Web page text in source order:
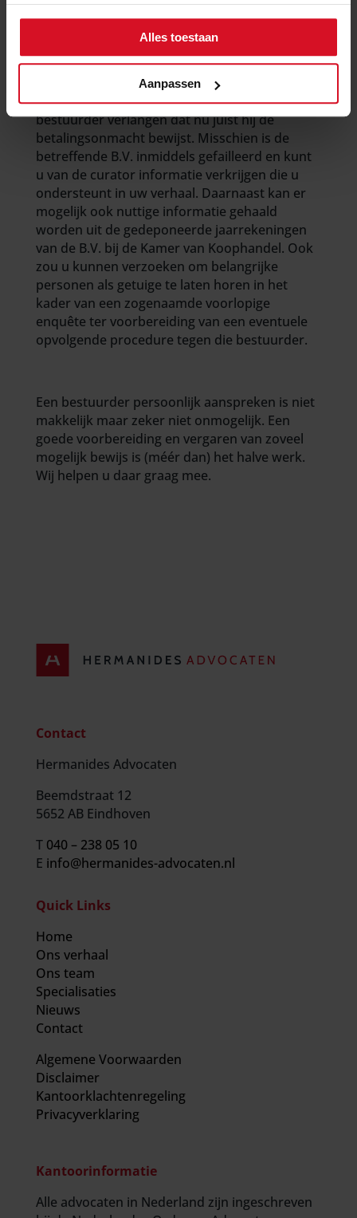
Alles toestaan
Aanpassen
bestuurder dat de B.V. simpelweg niet kon
betalen (betalingsonmacht) en dat er geen
sprake is van bewust frustreren van de
betaling (betalingsonwil), máár is die
bestuurder tevens enig aandeelhouder van die
vennootschap, dan kan de rechtbank van de
bestuurder verlangen dat nu juist hij de
betalingsonmacht bewijst. Misschien is de
betreffende B.V. inmiddels gefailleerd en kunt
u van de curator informatie verkrijgen die u
ondersteunt in uw verhaal. Daarnaast kan er
mogelijk ook nuttige informatie gehaald
worden uit de gedeponeerde jaarrekeningen
van de B.V. bij de Kamer van Koophandel. Ook
zou u kunnen verzoeken om belangrijke
personen als getuige te laten horen in het
kader van een zogenaamde voorlopige
enquête ter voorbereiding van een eventuele
opvolgende procedure tegen die bestuurder.
Een bestuurder persoonlijk aanspreken is niet
makkelijk maar zeker niet onmogelijk. Een
goede voorbereiding en vergaren van zoveel
mogelijk bewijs is (méér dan) het halve werk.
Wij helpen u daar graag mee.
Contact
Hermanides Advocaten
Beemdstraat 12
5652 AB Eindhoven
T040 – 238 05 10
E info@hermanides-advocaten.nl
Quick Links
Home
Ons verhaal
Ons team
Specialisaties
Nieuws
Contact
Algemene Voorwaarden
Disclaimer
Kantoorklachtenregeling
Privacyverklaring
Kantoorinformatie
Alle advocaten in Nederland zijn ingeschreven